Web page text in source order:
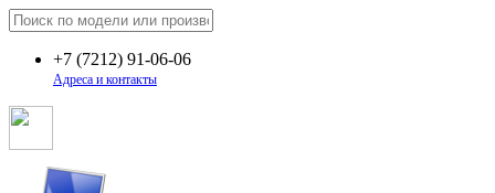
+7 (7212) 91-06-06
Адреса и контакты